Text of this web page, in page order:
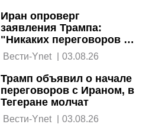
Иран опроверг
заявления Трампа:
"Никаких переговоров с
США сейчас нет"
Вести-Ynet 03.08.26
Трамп объявил о начале
переговоров с Ираном, в
Тегеране молчат
Вести-Ynet | 03.08.26